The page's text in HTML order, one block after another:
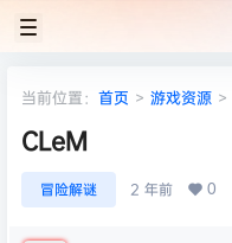
当前位置： 首页 > 游戏资源 >
CLeM
冒险解谜 2 年前 0